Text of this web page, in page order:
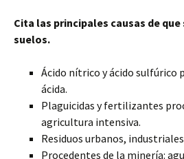
Cita las principales causas de
suelos.
Ácido nítrico y ácido sulfúrico
ácida.
Plaguicidas y fertilizantes
agricultura intensiva.
Residuos urbanos,
Procedentes de la minería: